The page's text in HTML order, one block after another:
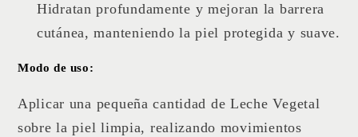
Hidratan profundamente y mejoran la barrera
cutánea, manteniendo la piel protegida y suave.
Modo de uso:
Aplicar una pequeña cantidad de Leche Vegetal
sobre la piel limpia, realizando movimientos